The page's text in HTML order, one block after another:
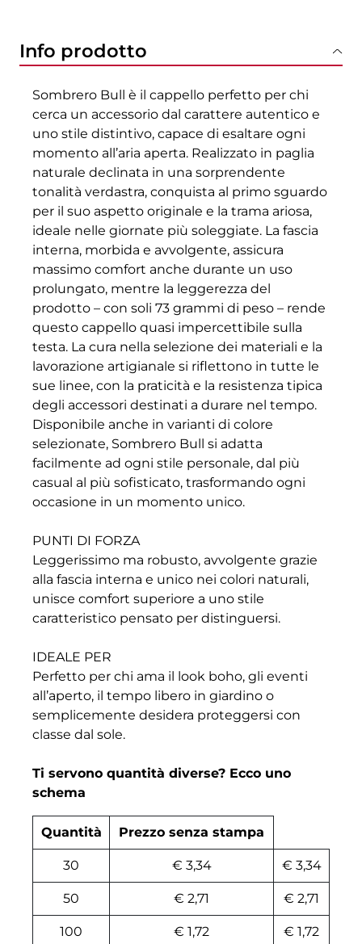
Info prodotto
Sombrero Bull è il cappello perfetto per chi
cerca un accessorio dal carattere autentico e
uno stile distintivo, capace di esaltare ogni
momento all’aria aperta. Realizzato in paglia
naturale declinata in una sorprendente
tonalità verdastra, conquista al primo sguardo
per il suo aspetto originale e la trama ariosa,
ideale nelle giornate più soleggiate. La fascia
interna, morbida e avvolgente, assicura
massimo comfort anche durante un uso
prolungato, mentre la leggerezza del
prodotto – con soli 73 grammi di peso – rende
questo cappello quasi impercettibile sulla
testa. La cura nella selezione dei materiali e la
lavorazione artigianale si riflettono in tutte le
sue linee, con la praticità e la resistenza tipica
degli accessori destinati a durare nel tempo.
Disponibile anche in varianti di colore
selezionate, Sombrero Bull si adatta
facilmente ad ogni stile personale, dal più
casual al più sofisticato, trasformando ogni
occasione in un momento unico.
PUNTI DI FORZA
Leggerissimo ma robusto, avvolgente grazie
alla fascia interna e unico nei colori naturali,
unisce comfort superiore a uno stile
caratteristico pensato per distinguersi.
IDEALE PER
Perfetto per chi ama il look boho, gli eventi
all’aperto, il tempo libero in giardino o
semplicemente desidera proteggersi con
classe dal sole.
Ti servono quantità diverse? Ecco uno
schema
Quantità Prezzo senza stampa
30 € 3,34 € 3,34
50 € 2,71 € 2,71
100 € 1,72 € 1,72